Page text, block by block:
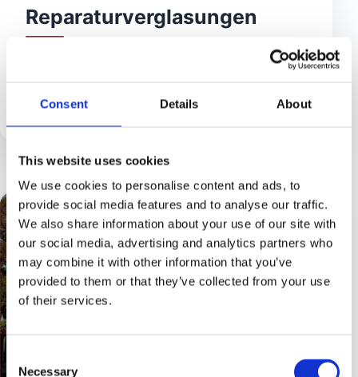
Consent Details About
This website uses cookies
We use cookies to personalise content and ads, to
provide social media features and to analyse our traffic.
We also share information about your use of our site with
our social media, advertising and analytics partners who
may combine it with other information that you’ve
provided to them or that they’ve collected from your use
of their services.
Necessary
Reparaturverglasungen
eine sichere Reparatur.
06